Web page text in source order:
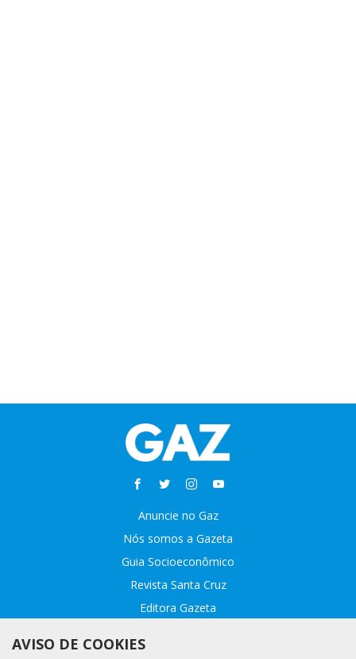
Anuncie no Gaz
Nós somos a Gazeta
Guia Socioeconômico
Revista Santa Cruz
Editora Gazeta
Fale conosco
AVISO DE COOKIES